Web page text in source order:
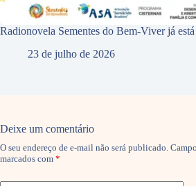
Radionovela Sementes do Bem-Viver já
23 de julho de 2026
Deixe um comentário
O seu endereço de e-mail não será publicado.
marcados com *